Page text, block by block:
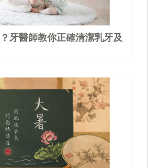
牙醫師教你正確清潔乳牙及